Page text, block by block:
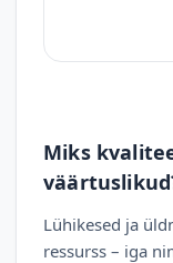
Miks
Lühikesed ja
ressurss – iga